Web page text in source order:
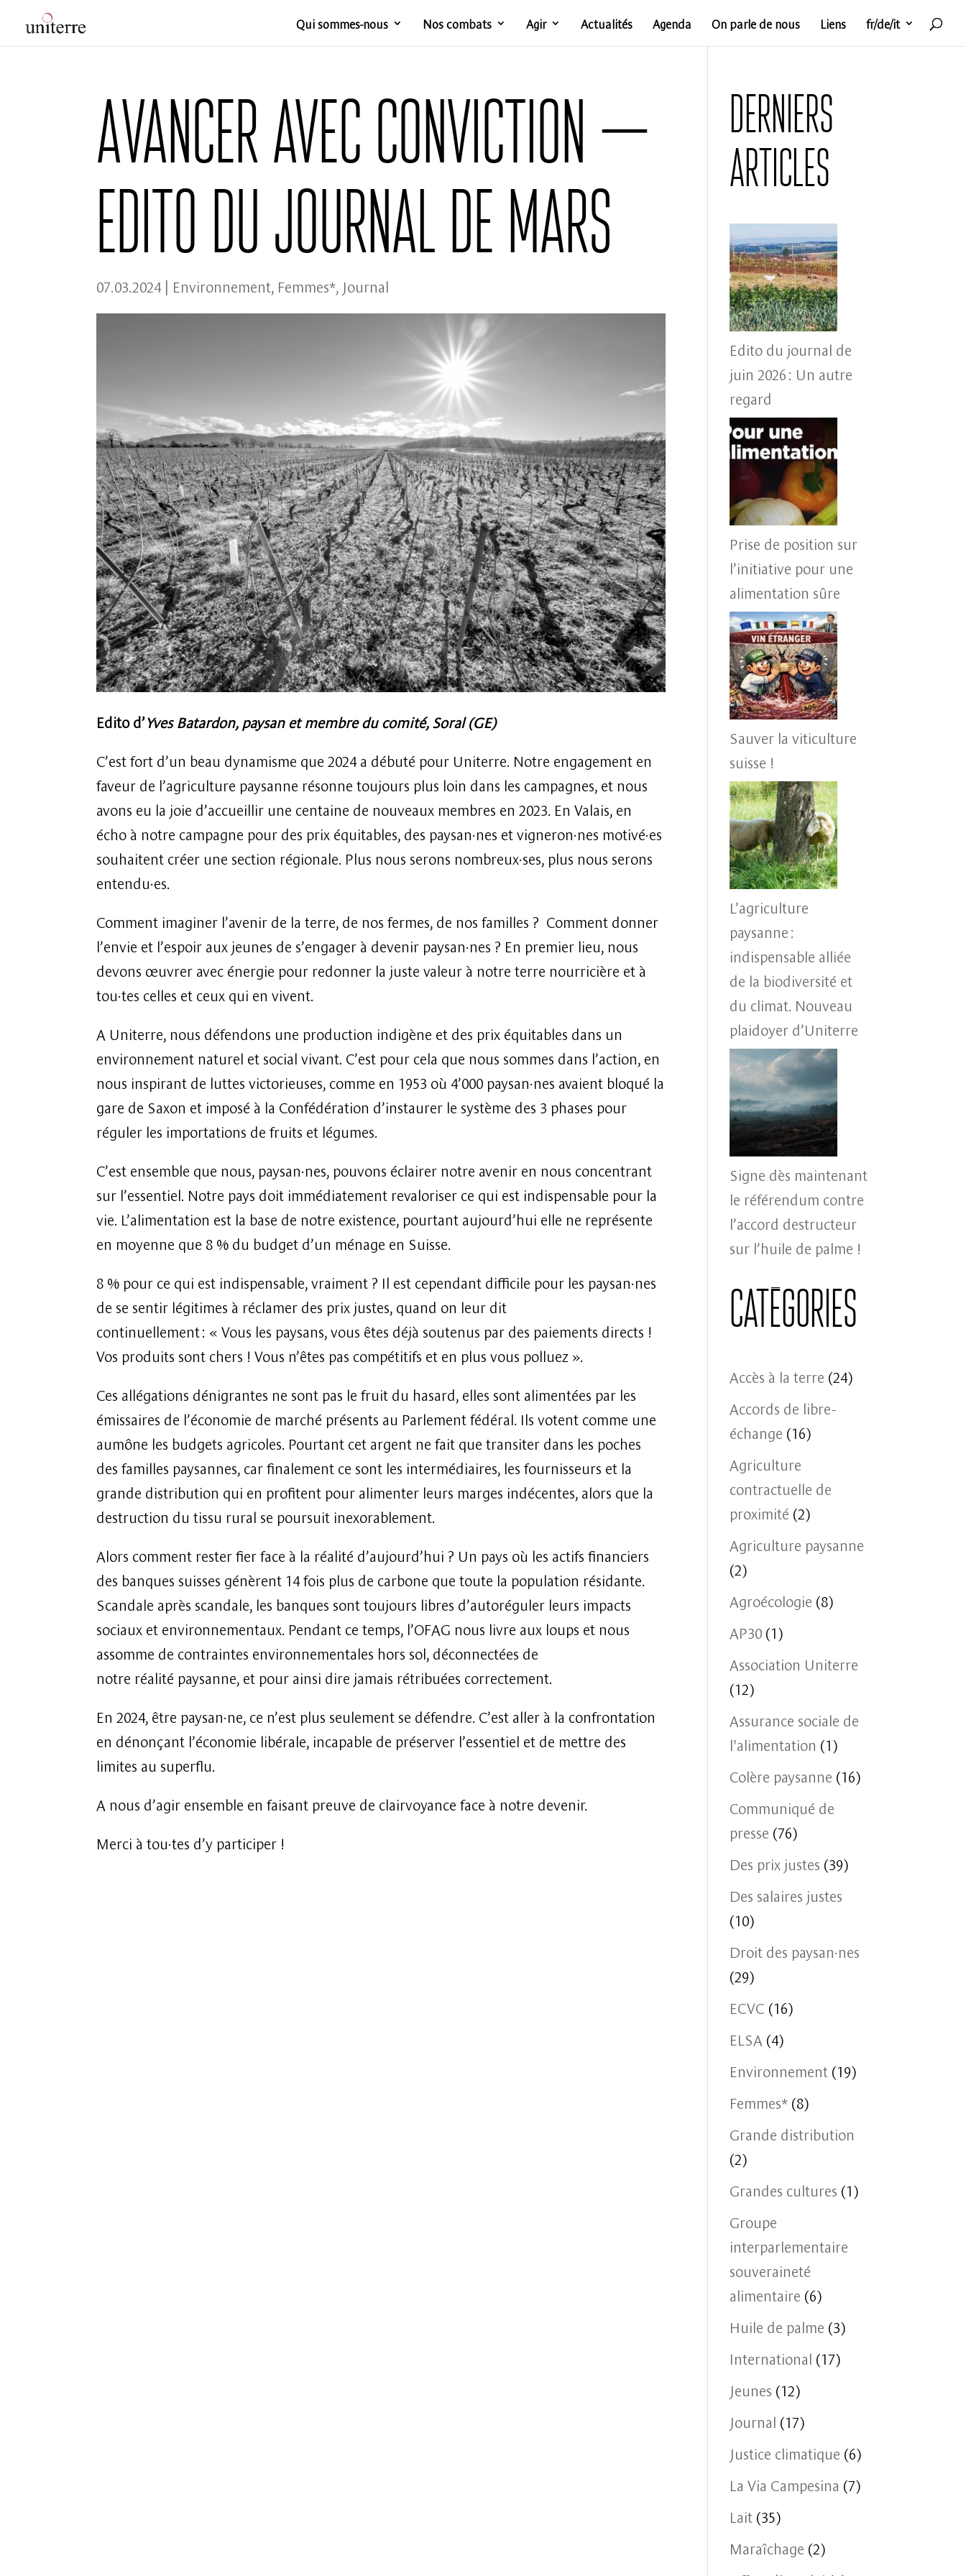
Qui sommes-nous Nos combats Agir Actualités Agenda On parle de nous Liens fr/de/it
Avancer avec conviction –
Edito du journal de mars
07.03.2024| Environnement, Femmes*, Journal
Edito d’Yves Batardon, paysan et membre du comité, Soral (GE)
C’est fort d’un beau dynamisme que 2024 a débuté pour Uniterre. Notre engagement en
faveur de l’agriculture paysanne résonne toujours plus loin dans les campagnes, et nous
avons eu la joie d’accueillir une centaine de nouveaux membres en 2023. En Valais, en
écho à notre campagne pour des prix équitables, des paysan·nes et vigneron·nes motivé·es
souhaitent créer une section régionale. Plus nous serons nombreux·ses, plus nous serons
entendu·es.
Comment imaginer l’avenir de la terre, de nos fermes, de nos familles ? Comment donner
l’envie et l’espoir aux jeunes de s’engager à devenir paysan·nes ? En premier lieu, nous
devons œuvrer avec énergie pour redonner la juste valeur à notre terre nourricière et à
tou·tes celles et ceux qui en vivent.
A Uniterre, nous défendons une production indigène et des prix équitables dans un
environnement naturel et social vivant. C’est pour cela que nous sommes dans l’action, en
nous inspirant de luttes victorieuses, comme en 1953 où 4’000 paysan·nes avaient bloqué la
gare de Saxon et imposé à la Confédération d’instaurer le système des 3 phases pour
réguler les importations de fruits et légumes.
C’est ensemble que nous, paysan·nes, pouvons éclairer notre avenir en nous concentrant
sur l’essentiel. Notre pays doit immédiatement revaloriser ce qui est indispensable pour la
vie. L’alimentation est la base de notre existence, pourtant aujourd’hui elle ne représente
en moyenne que 8 % du budget d’un ménage en Suisse.
8 % pour ce qui est indispensable, vraiment ? Il est cependant difficile pour les paysan·nes
de se sentir légitimes à réclamer des prix justes, quand on leur dit
continuellement : « Vous les paysans, vous êtes déjà soutenus par des paiements directs !
Vos produits sont chers ! Vous n’êtes pas compétitifs et en plus vous polluez ».
Ces allégations dénigrantes ne sont pas le fruit du hasard, elles sont alimentées par les
émissaires de l’économie de marché présents au Parlement fédéral. Ils votent comme une
aumône les budgets agricoles. Pourtant cet argent ne fait que transiter dans les poches
des familles paysannes, car finalement ce sont les intermédiaires, les fournisseurs et la
grande distribution qui en profitent pour alimenter leurs marges indécentes, alors que la
destruction du tissu rural se poursuit inexorablement.
Alors comment rester fier face à la réalité d’aujourd’hui ? Un pays où les actifs financiers
des banques suisses génèrent 14 fois plus de carbone que toute la population résidante.
Scandale après scandale, les banques sont toujours libres d’autoréguler leurs impacts
sociaux et environnementaux. Pendant ce temps, l’OFAG nous livre aux loups et nous
assomme de contraintes environnementales hors sol, déconnectées de
notre réalité paysanne, et pour ainsi dire jamais rétribuées correctement.
En 2024, être paysan·ne, ce n’est plus seulement se défendre. C’est aller à la confrontation
en dénonçant l’économie libérale, incapable de préserver l’essentiel et de mettre des
limites au superflu.
A nous d’agir ensemble en faisant preuve de clairvoyance face à notre devenir.
Merci à tou·tes d’y participer !
Derniers
articles
Edito du journal de
juin 2026 : Un autre
regard
Prise de position sur
l’initiative pour une
alimentation sûre
Sauver la viticulture
suisse !
L’agriculture
paysanne :
indispensable alliée
de la biodiversité et
du climat. Nouveau
plaidoyer d’Uniterre
Signe dès maintenant
le référendum contre
l’accord destructeur
sur l’huile de palme !
Catégories
Accès à la terre (24)
Accords de libre-
échange (16)
Agriculture
contractuelle de
proximité (2)
Agriculture paysanne
(2)
Agroécologie (8)
AP30 (1)
Association Uniterre
(12)
Assurance sociale de
l'alimentation (1)
Colère paysanne (16)
Communiqué de
presse (76)
Des prix justes (39)
Des salaires justes
(10)
Droit des paysan·nes
(29)
ECVC (16)
ELSA (4)
Environnement (19)
Femmes* (8)
Grande distribution
(2)
Grandes cultures (1)
Groupe
interparlementaire
souveraineté
alimentaire (6)
Huile de palme (3)
International (17)
Jeunes (12)
Journal (17)
Justice climatique (6)
La Via Campesina (7)
Lait (35)
Maraîchage (2)